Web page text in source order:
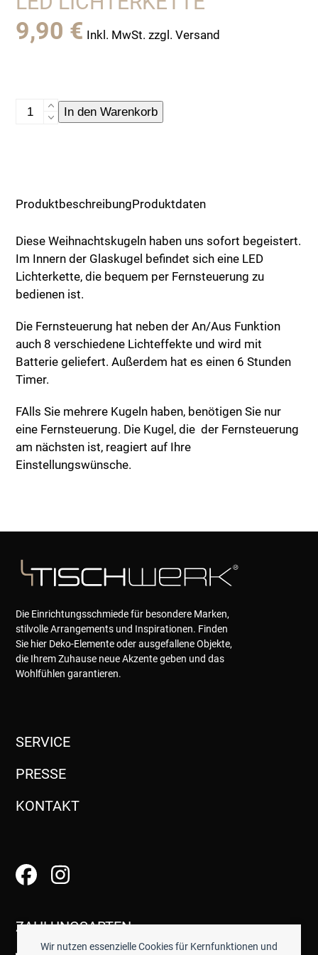
Wir nutzen essenzielle Cookies für Kernfunktionen und
9,90 € Inkl. MwSt. zzgl. Versand
Fernsteuerung
Lichterkette
In den Warenkorb
ProduktbeschreibungProduktdaten
Diese Weihnachtskugeln haben uns sofort begeistert.
Im Innern der Glaskugel befindet sich eine LED
Lichterkette, die bequem per Fernsteuerung zu
bedienen ist.
Die Fernsteuerung hat neben der An/Aus Funktion
auch 8 verschiedene Lichteffekte und wird mit
Batterie geliefert. Außerdem hat es einen 6 Stunden
Timer.
FAlls Sie mehrere Kugeln haben, benötigen Sie nur
eine Fernsteuerung. Die Kugel, die der Fernsteuerung
am nächsten ist, reagiert auf Ihre
Einstellungswünsche.
Die Einrichtungsschmiede für besondere Marken,
stilvolle Arrangements und Inspirationen. Finden
Sie hier Deko-Elemente oder ausgefallene Objekte,
die Ihrem Zuhause neue Akzente geben und das
Wohlfühlen garantieren.
SERVICE
PRESSE
KONTAKT
ZAHLUNGSARTEN